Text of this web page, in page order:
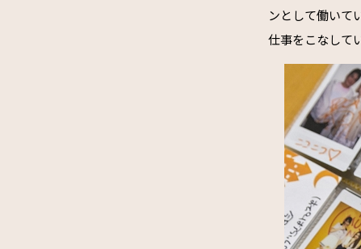
ンとして働いて
仕事をこなして